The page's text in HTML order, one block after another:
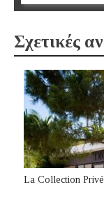
Σχετικές
La Collection